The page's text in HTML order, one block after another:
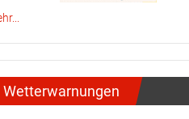
Wetterwarnungen